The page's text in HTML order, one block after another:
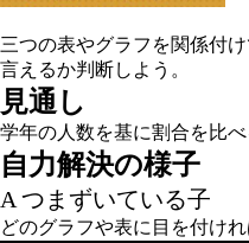
三つの表やグラフを関係付
言えるか判断しよう。
見通し
学年の人数を基に割合を比べ
自力解決の様子
A つまずいている子
どのグラフや表に目を付け